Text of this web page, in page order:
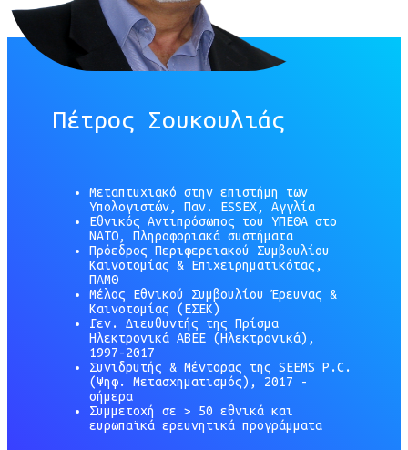
Πέτρος Σουκουλιάς
Μεταπτυχιακό στην επιστήμη των
Υπολογιστών, Παν. ESSEX, Αγγλία
Εθνικός Αντιπρόσωπος του ΥΠΕΘΑ στο
ΝΑΤΟ, Πληροφοριακά συστήματα
Πρόεδρος Περιφερειακού Συμβουλίου
Καινοτομίας & Επιχειρηματικότας,
ΠΑΜΘ
Μέλος Εθνικού Συμβουλίου Έρευνας &
Καινοτομίας (ΕΣΕΚ)
Γεν. Διευθυντής της Πρίσμα
Ηλεκτρονικά ΑΒΕΕ (Ηλεκτρονικά),
1997-2017
Συνιδρυτής & Μέντορας της SEEMS P.C.
(Ψηφ. Μετασχηματισμός), 2017 -
σήμερα
Συμμετοχή σε > 50 εθνικά και
ευρωπαϊκά ερευνητικά προγράμματα